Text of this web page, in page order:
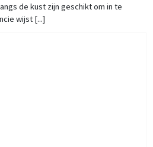
de kust zijn geschikt om in te
wijst [...]